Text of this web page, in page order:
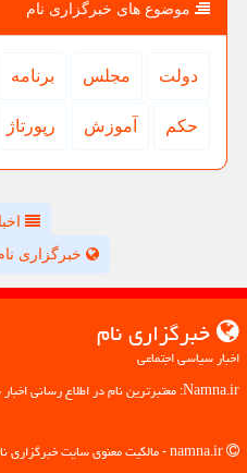
موضوع های خبرگزاری نام
دولت مجلس برنامه
حكم آموزش رپورتاژ
خبرگزاری
خبرگزاری نام
اخبار سیاسی اجتماعی
Namna.ir: معتبرترین نام در اطلاع رسانی اخبار سیاسی و اجتماعی، گامی مطمئن به سوی آگاهی